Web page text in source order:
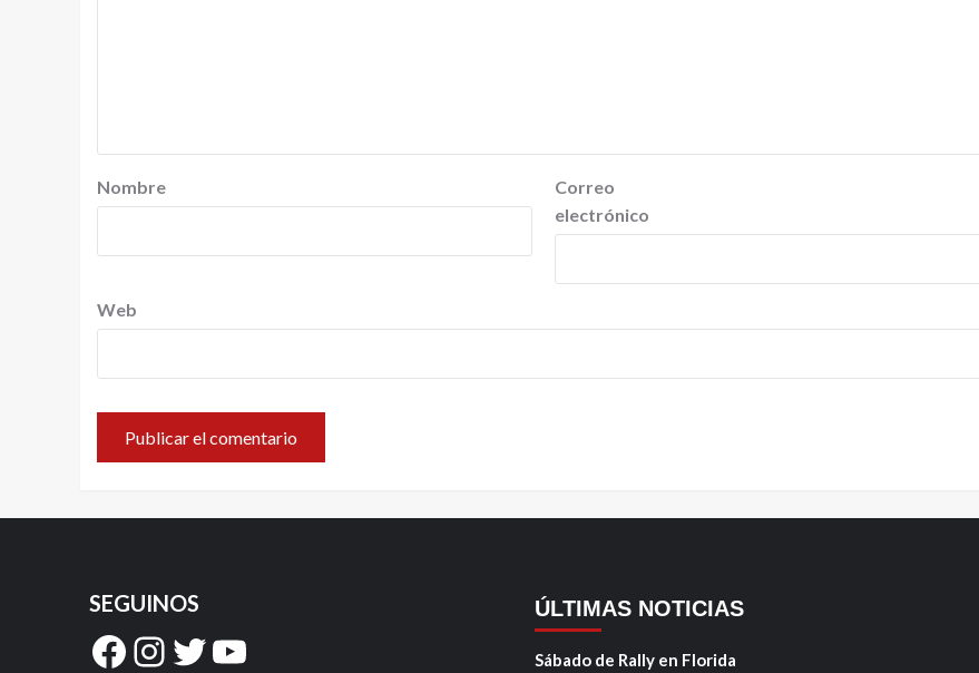
Nombre
Correo
electrónico
Web
SEGUINOS
Facebook
Instagram
Twitter
YouTube
ÚLTIMAS NOTICIAS
Sábado de Rally en Florida